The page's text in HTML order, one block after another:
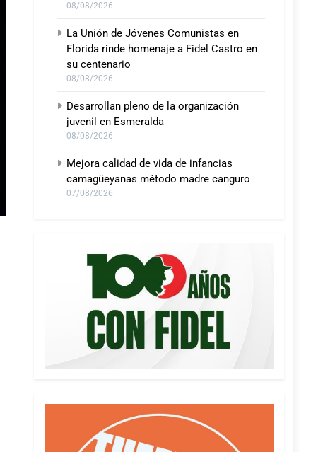
08/08/2026
La Unión de Jóvenes Comunistas en
Florida rinde homenaje a Fidel Castro en
su centenario
08/08/2026
Desarrollan pleno de la organización
juvenil en Esmeralda
08/08/2026
Mejora calidad de vida de infancias
camagüeyanas método madre canguro
07/08/2026